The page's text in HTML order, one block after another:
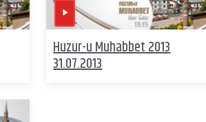
Huzur-u Muhabbet 2013
31.07.2013